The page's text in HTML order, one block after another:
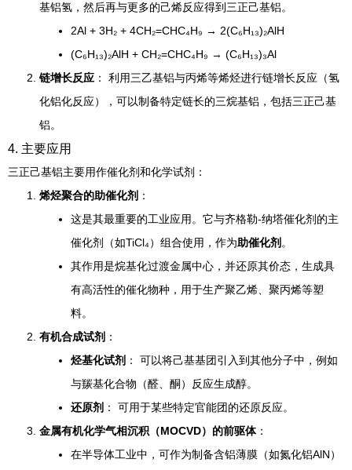
基铝氢，然后再与更多的己烯反应得到三正己基铝。
2Al + 3H₂ + 4CH₂=CHC₄H₉ → 2(C₆H₁₃)₂AlH
(C₆H₁₃)₂AlH + CH₂=CHC₄H₉ → (C₆H₁₃)₃Al
链增长反应 ： 利用三乙基铝与丙烯等烯烃进行链增长反应（氢
化铝化反应），可以制备特定链长的三烷基铝，包括三正己基
铝。
4. 主要应用
三正己基铝主要用作催化剂和化学试剂：
烯烃聚合的助催化剂 ：
这是其最重要的工业应用。它与齐格勒-纳塔催化剂的主
催化剂（如TiCl₄）组合使用，作为助催化剂 。
其作用是烷基化过渡金属中心，并还原其价态，生成具
有高活性的催化物种，用于生产聚乙烯、聚丙烯等塑
料。
有机合成试剂 ：
烃基化试剂 ： 可以将己基基团引入到其他分子中，例如
与羰基化合物（醛、酮）反应生成醇。
还原剂 ： 可用于某些特定官能团的还原反应。
金属有机化学气相沉积（MOCVD）的前驱体：
在半导体工业中，可作为制备含铝薄膜（如氮化铝AlN）